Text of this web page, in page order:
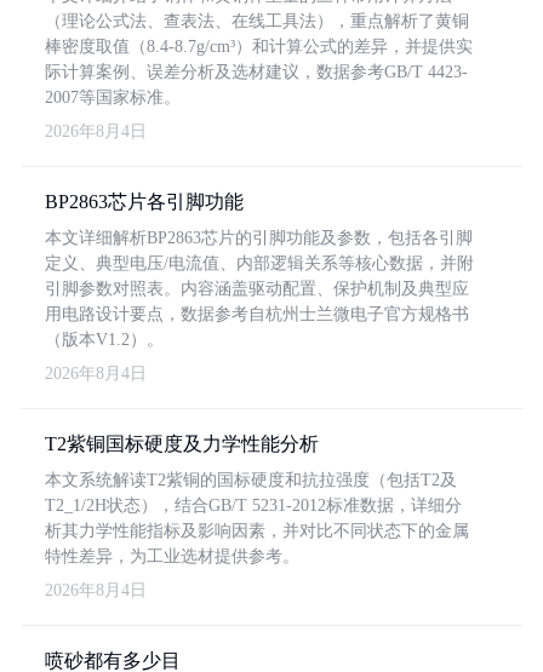
（理论公式法、查表法、在线工具法），重点解析了黄铜
棒密度取值（8.4-8.7g/cm³）和计算公式的差异，并提供实
际计算案例、误差分析及选材建议，数据参考GB/T 4423-
2007等国家标准。
2026年8月4日
BP2863芯片各引脚功能
本文详细解析BP2863芯片的引脚功能及参数，包括各引脚
定义、典型电压/电流值、内部逻辑关系等核心数据，并附
引脚参数对照表。内容涵盖驱动配置、保护机制及典型应
用电路设计要点，数据参考自杭州士兰微电子官方规格书
（版本V1.2）。
2026年8月4日
T2紫铜国标硬度及力学性能分析
本文系统解读T2紫铜的国标硬度和抗拉强度（包括T2及
T2_1/2H状态），结合GB/T 5231-2012标准数据，详细分
析其力学性能指标及影响因素，并对比不同状态下的金属
特性差异，为工业选材提供参考。
2026年8月4日
喷砂都有多少目